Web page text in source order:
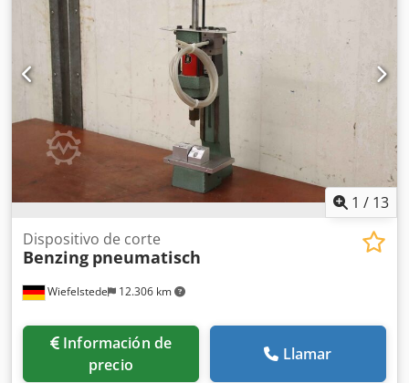
1 / 13
Wiefelstede 12.306 km
Dispositivo de corte
Benzing pneumatisch
Información de
precio
Llamar